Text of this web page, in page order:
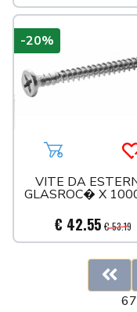
Aggiungi al
VITE DA
GLASROC� X
€ 42.55 € 53.19
-20%